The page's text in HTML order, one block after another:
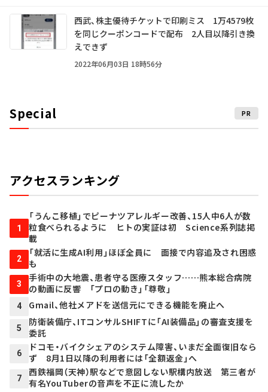
西武、株主優待チケットで印刷ミス 1万4579枚
を同じクーポンコードで配布 2人目以降引き換
えできず
2022年06月03日 18時56分
Special PR
アクセスランキング
1
「うんこ移植」でピーナツアレルギー改善、15人中6人が数
粒食べられるように ヒトの実証は初 Science系列誌掲
載
2
「就活に生成AI利用」ほぼ全員に 面接で内容追及され困惑
も
3
手術中の大地震、患者守る医療スタッフ……熊本総合病院
の動画に反響 「プロの動き」「尊敬」
4 Gmail、他社メアドを送信元にできる機能を廃止へ
5
防衛装備庁、ITコンサルSHIFTに「AI装備品」の審査支援を
委託
6
ドコモ・バイクシェアのシステム障害、いまだ全面復旧なら
ず 8月1日以降の利用者には「全額返金」へ
7
西鉄福岡（天神）駅などで意図しない駅構内放送 第三者が
有名YouTuberの音声を不正に流したか